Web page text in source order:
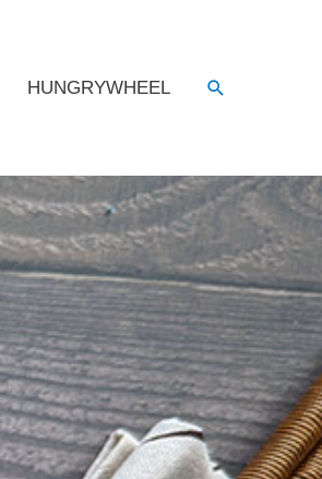
HUNGRYWHEEL